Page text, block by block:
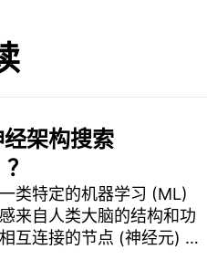
架构搜索
类特定的机器学习 (ML)
来自人类大脑的结构和功
互连接的节点 (神经元) 层
点通过加权连接处理输入